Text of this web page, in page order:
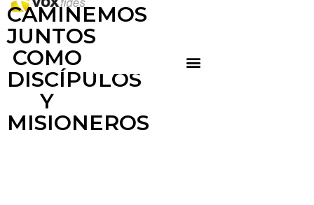
CAMINEMOS
JUNTOS
COMO
DISCÍPULOS
Y
MISIONEROS